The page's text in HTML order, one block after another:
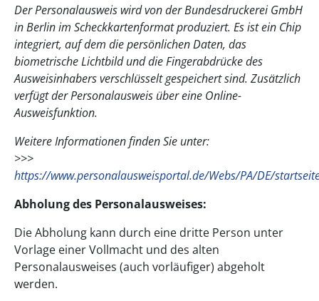
Der Personalausweis wird von der Bundesdruckerei GmbH
in Berlin im Scheckkartenformat produziert. Es ist ein Chip
integriert, auf dem die persönlichen Daten, das
biometrische Lichtbild und die Fingerabdrücke des
Ausweisinhabers verschlüsselt gespeichert sind. Zusätzlich
verfügt der Personalausweis über eine Online-
Ausweisfunktion.
Weitere Informationen finden Sie unter:
>>>
https://www.personalausweisportal.de/Webs/PA/DE/
Abholung des Personalausweises:
Die Abholung kann durch eine dritte Person unter
Vorlage einer Vollmacht und des alten
Personalausweises (auch vorläufiger) abgeholt
werden.